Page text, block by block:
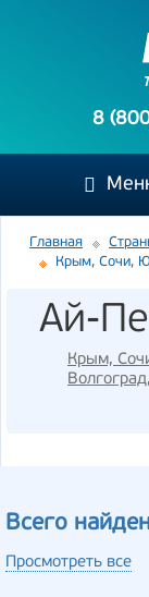
8
Главная
Крым, Сочи,
Ай-
Крым,
Волгоград,
Всего
Просмотреть все